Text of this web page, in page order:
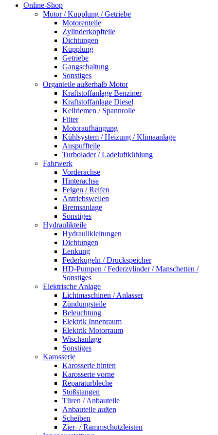
Online-Shop
Motor / Kupplung / Getriebe
Motorenteile
Zylinderkopfteile
Dichtungen
Kupplung
Getriebe
Gangschaltung
Sonstiges
Organteile außerhalb Motor
Kraftstoffanlage Benziner
Kraftstoffanlage Diesel
Keilriemen / Spannrolle
Filter
Motoraufhängung
Kühlsystem / Heizung / Klimaanlage
Auspuffteile
Turbolader / Ladeluftkühlung
Fahrwerk
Vorderachse
Hinterachse
Felgen / Reifen
Antriebswellen
Bremsanlage
Sonstiges
Hydraulikteile
Hydraulikleitungen
Dichtungen
Lenkung
Federkugeln / Druckspeicher
HD-Pumpen / Federzylinder / Manschetten /
Sonstiges
Elektrische Anlage
Lichtmaschinen / Anlasser
Zündungsteile
Beleuchtung
Elektrik Innenraum
Elektrik Motorraum
Wischanlage
Sonstiges
Karosserie
Karosserie hinten
Karosserie vorne
Reparaturbleche
Stoßstangen
Türen / Anbauteile
Anbauteile außen
Scheiben
Zier- / Rammschutzleisten